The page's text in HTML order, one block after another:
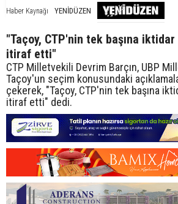
Haber Kaynağı YENİDÜZEN
"Taçoy, CTP'nin tek başına iktidar
itiraf etti"
CTP Milletvekili Devrim Barçın, UBP
Taçoy'un seçim konusundaki
çekerek, "Taçoy, CTP'nin tek başına
itiraf etti" dedi.